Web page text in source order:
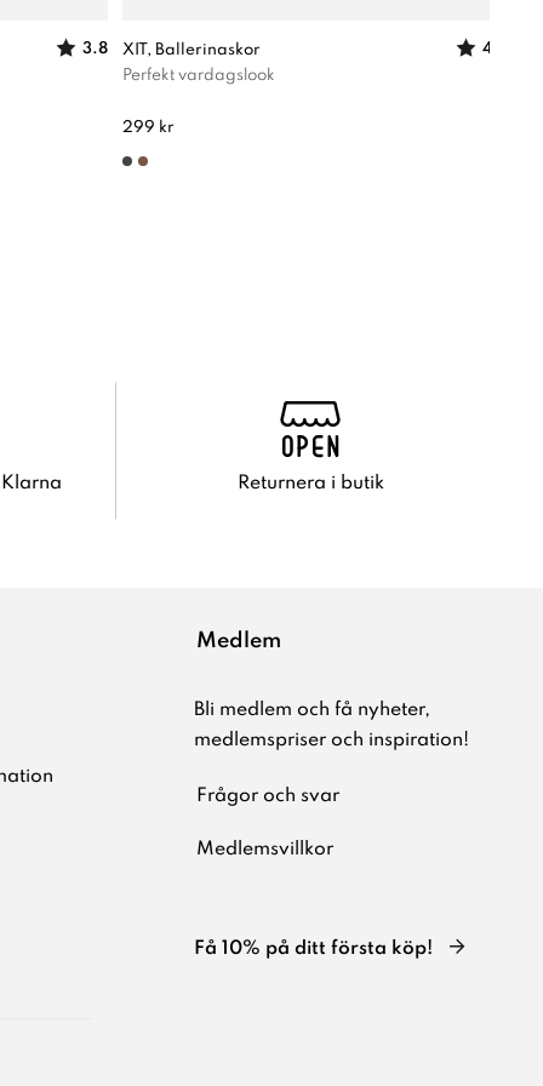
3.8 XIT, Ballerinaskor
4
Perfekt vardagslook
299 kr
Returnera i butik
Medlem
Bli medlem och få nyheter,
medlemspriser och inspiration!
Frågor och svar
Medlemsvillkor
Få 10% på ditt första köp!